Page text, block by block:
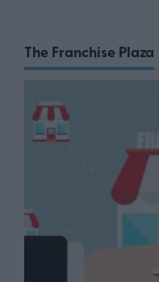
The Franchise Plaza